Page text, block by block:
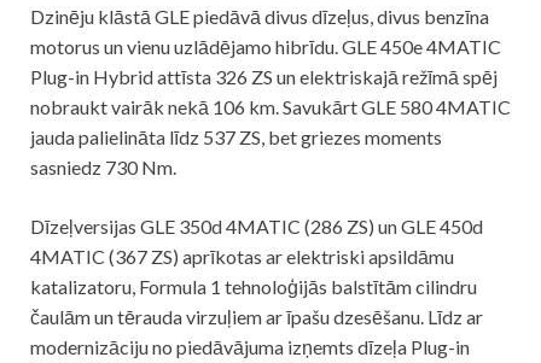
Dzinēju klāstā GLE piedāvā divus dīzeļus, divus benzīna
motorus un vienu uzlādējamo hibrīdu. GLE 450e 4MATIC
Plug-in Hybrid attīsta 326 ZS un elektriskajā režīmā spēj
nobraukt vairāk nekā 106 km. Savukārt GLE 580 4MATIC
jauda palielināta līdz 537 ZS, bet griezes moments
sasniedz 730 Nm.
Dīzeļversijas GLE 350d 4MATIC (286 ZS) un GLE 450d
4MATIC (367 ZS) aprīkotas ar elektriski apsildāmu
katalizatoru, Formula 1 tehnoloģijās balstītām cilindru
čaulām un tērauda virzuļiem ar īpašu dzesēšanu. Līdz ar
modernizāciju no piedāvājuma izņemts dīzeļa Plug-in